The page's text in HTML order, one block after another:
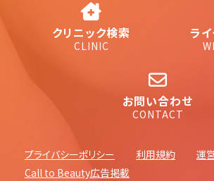
クリニック検索
CLINIC
ラ
お問い合わせ
CONTACT
プライバシーポリシー 利用規約
運
Call to Beauty広告掲載